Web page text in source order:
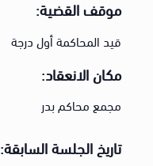
موقف القضية:
قيد المحاكمة أول درجة
مكان الانعقاد:
مجمع محاكم بدر
تاريخ الجلسة السابقة: